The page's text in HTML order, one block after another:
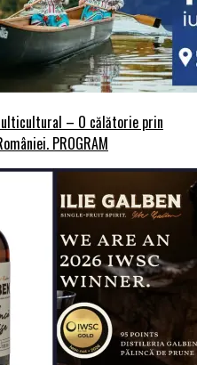
– O călătorie prin
PROGRAM